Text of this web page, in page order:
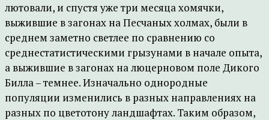
лютовали, и спустя уже три месяца хомячки,
выжившие в загонах на Песчаных холмах, были в
среднем заметно светлее по сравнению со
среднестатистическими грызунами в начале опыта,
а выжившие в загонах на люцерновом поле Дикого
Билла – темнее. Изначально однородные
популяции изменились в разных направлениях на
разных по цветотону ландшафтах. Таким образом,